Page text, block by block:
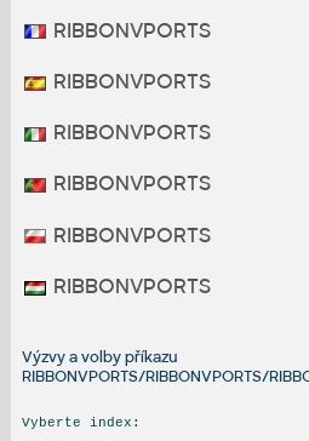
RIBBONVPORTS
RIBBONVPORTS
RIBBONVPORTS
RIBBONVPORTS
RIBBONVPORTS
RIBBONVPORTS
Výzvy a volby příkazu
RIBBONVPORTS/RIBBONVPORTS/
Vyberte index: